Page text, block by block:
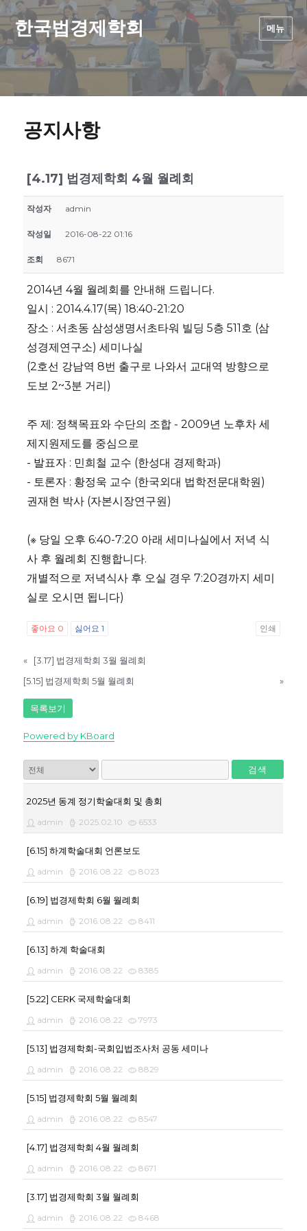
한국법경제학회 메뉴
공지사항
[4.17] 법경제학회 4월 월례회
작성자 admin
작성일 2016-08-22 01:16
조회 8671
2014년 4월 월례회를 안내해 드립니다.
일시 : 2014.4.17(목) 18:40-21:20
장소 : 서초동 삼성생명서초타워 빌딩 5층 511호 (삼
성경제연구소) 세미나실
(2호선 강남역 8번 출구로 나와서 교대역 방향으로
도보 2~3분 거리)
주 제: 정책목표와 수단의 조합 - 2009년 노후차 세
제지원제도를 중심으로
- 발표자 : 민희철 교수 (한성대 경제학과)
- 토론자 : 황정욱 교수 (한국외대 법학전문대학원)
권재현 박사 (자본시장연구원)
(※ 당일 오후 6:40-7:20 아래 세미나실에서 저녁 식
사 후 월례회 진행합니다.
개별적으로 저녁식사 후 오실 경우 7:20경까지 세미
실로 오시면 됩니다)
좋아요 0 싫어요1 인쇄
«
[3.17] 법경제학회 3월 월례회
[5.15] 법경제학회 5월 월례회
»
목록보기
Powered by KBoard
검색
2025년 동계 정기학술대회 및 총회
admin 2025.02.10 6533
[6.15] 하계학술대회 언론보도
admin 2016.08.22 8023
[6.19] 법경제학회 6월 월례회
admin 2016.08.22 8411
[6.13] 하계 학술대회
admin 2016.08.22 8385
[5.22] CERK 국제학술대회
admin 2016.08.22 7973
[5.13] 법경제학회-국회입법조사처 공동 세미나
admin 2016.08.22 8829
[5.15] 법경제학회 5월 월례회
admin 2016.08.22 8547
[4.17] 법경제학회 4월 월례회
admin 2016.08.22 8671
[3.17] 법경제학회 3월 월례회
admin 2016.08.22 8468